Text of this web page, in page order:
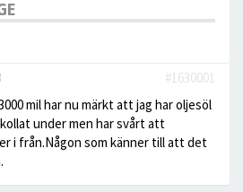
#1630001
mil har nu märkt att jag har oljesöl
under men har svårt att
i från.Någon som känner till att det